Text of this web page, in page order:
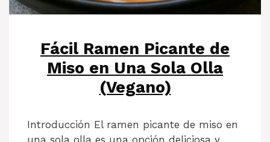
Fácil Ramen Picante de
Miso en Una Sola Olla
(Vegano)
Introducción El ramen picante de miso en